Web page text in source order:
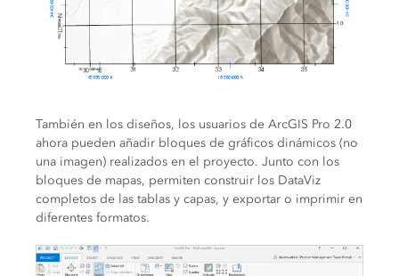
También en los diseños, los usuarios de ArcGIS Pro 2.0
ahora pueden añadir bloques de gráficos dinámicos (no
una imagen) realizados en el proyecto. Junto con los
bloques de mapas, permiten construir los DataViz
completos de las tablas y capas, y exportar o imprimir en
diferentes formatos.